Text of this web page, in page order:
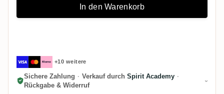
In den Warenkorb
+10 weitere
Sichere Zahlung · Verkauf durch Spirit Academy ·
Rückgabe & Widerruf